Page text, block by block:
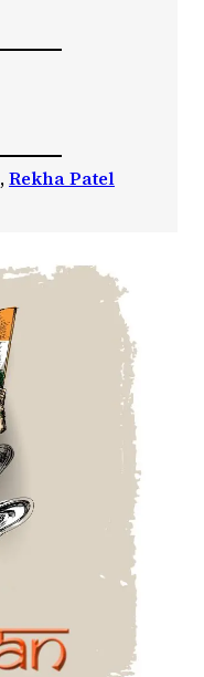
, Rekha Patel